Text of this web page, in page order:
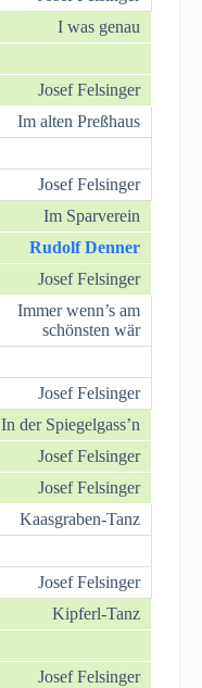
I was genau
Josef Felsinger
Im alten Preßhaus
Josef Felsinger
Im Sparverein
Rudolf Denner
Josef Felsinger
Immer wenn’s am
schönsten wär
Josef Felsinger
In der Spiegelgass’n
Josef Felsinger
Josef Felsinger
Kaasgraben-Tanz
Josef Felsinger
Kipferl-Tanz
Josef Felsinger